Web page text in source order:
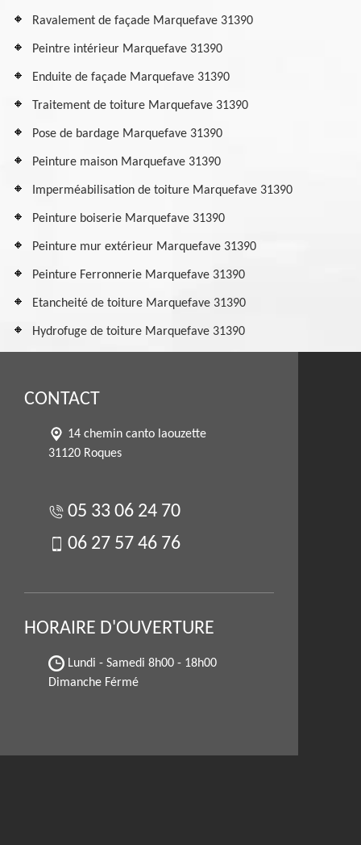
Ravalement de façade Marquefave 31390
Peintre intérieur Marquefave 31390
Enduite de façade Marquefave 31390
Traitement de toiture Marquefave 31390
Pose de bardage Marquefave 31390
Peinture maison Marquefave 31390
Imperméabilisation de toiture Marquefave 31390
Peinture boiserie Marquefave 31390
Peinture mur extérieur Marquefave 31390
Peinture Ferronnerie Marquefave 31390
Etancheité de toiture Marquefave 31390
Hydrofuge de toiture Marquefave 31390
CONTACT
14 chemin canto laouzette
31120 Roques
05 33 06 24 70
06 27 57 46 76
HORAIRE D'OUVERTURE
Lundi - Samedi 8h00 - 18h00
Dimanche Férmé